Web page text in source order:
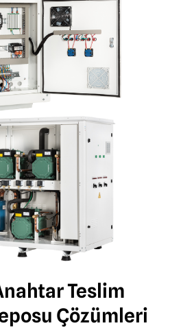
Teslim
Çözümleri